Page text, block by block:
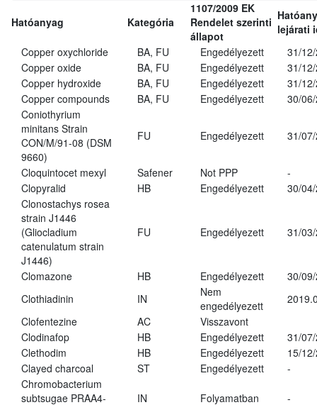
Hatóanyag Kategória
1107/2009 EK
Rendelet szerinti
állapot
lejárati
Copper oxychloride
BA, FU Engedélyezett
31/
Copper oxide
BA, FU Engedélyezett
31/
Copper hydroxide
BA, FU Engedélyezett
31/
Copper compounds
BA, FU Engedélyezett
30/
Coniothyrium
minitans Strain
CON/M/91-08 (DSM
9660)
FU Engedélyezett 31/
Cloquintocet mexyl Safener Not PPP
-
Clopyralid
HB Engedélyezett
30/
Clonostachys rosea
strain J1446
(Gliocladium
catenulatum strain
J1446)
FU Engedélyezett 31/
Clomazone HB Engedélyezett
30/
Clothiadinin
IN
Nem
engedélyezett
Clofentezine
AC
Visszavont
Clodinafop
HB Engedélyezett
31/
Clethodim
HB Engedélyezett
15/
Clayed charcoal
ST Engedélyezett
-
Chromobacterium
subtsugae PRAA4-
IN Folyamatban -